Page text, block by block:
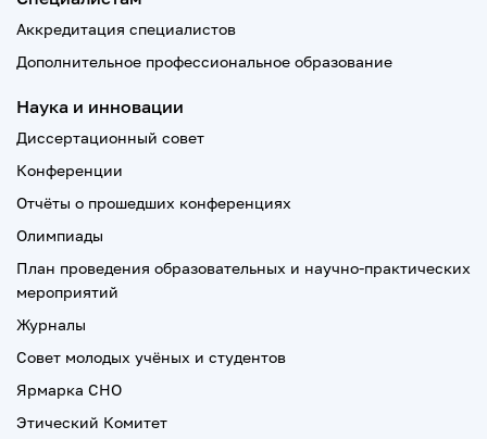
Аккредитация специалистов
Дополнительное профессиональное образование
Наука и инновации
Диссертационный совет
Конференции
Отчёты о прошедших конференциях
Олимпиады
План проведения образовательных и научно-практических
мероприятий
Журналы
Совет молодых учёных и студентов
Ярмарка СНО
Этический Комитет